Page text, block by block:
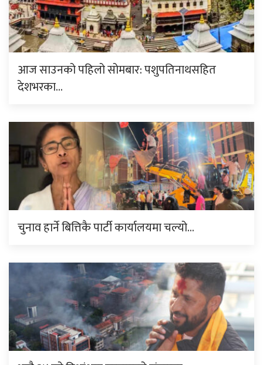
आज साउनको पहिलो सोमबार: पशुपतिनाथसहित
देशभरका…
चुनाव हार्ने बित्तिकै पार्टी कार्यालयमा चल्यो…